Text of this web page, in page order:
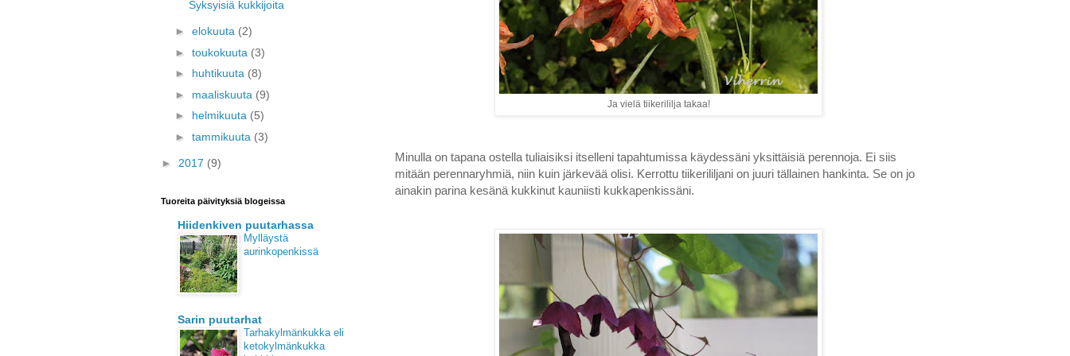
Ja vielä tiikerililja takaa!
Minulla on tapana ostella tuliaisiksi itselleni tapahtumissa käydessäni yksittäisiä perennoja. Ei siis
mitään perennaryhmiä, niin kuin järkevää olisi. Kerrottu tiikerililjani on juuri tällainen hankinta. Se on jo
ainakin parina kesänä kukkinut kauniisti kukkapenkissäni.
Syksyisiä kukkijoita
► elokuuta (2)
► toukokuuta (3)
► huhtikuuta (8)
► maaliskuuta (9)
► helmikuuta (5)
► tammikuuta (3)
► 2017 (9)
Tuoreita päivityksiä blogeissa
Hiidenkiven puutarhassa
Mylläystä
aurinkopenkissä
Sarin puutarhat
Tarhakylmänkukka eli
ketokylmänkukka